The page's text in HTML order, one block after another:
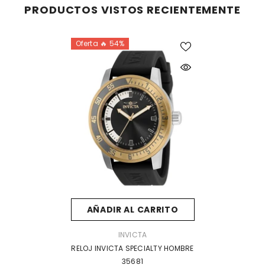
PRODUCTOS VISTOS RECIENTEMENTE
Oferta 🔥 54%
AÑADIR AL CARRITO
INVICTA
RELOJ INVICTA SPECIALTY HOMBRE
35681